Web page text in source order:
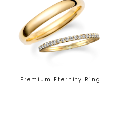
Premium Eternity Ring